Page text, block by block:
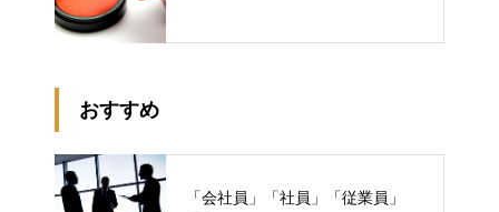
おすすめ
「会社員」「社員」「従業員」